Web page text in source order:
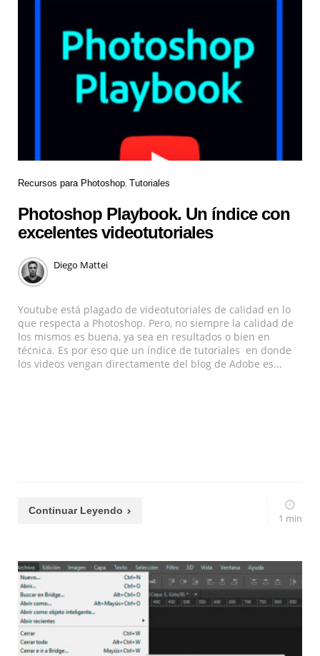
Recursos para Photoshop Tutoriales
Photoshop Playbook. Un índice con
excelentes videotutoriales
Diego Mattei
Youtube está plagado de videotutoriales de calidad en lo
que respecta a Photoshop. Pero, no siempre la calidad de
los mismos es buena, ya sea en resultados o bien en
técnica. Es por eso que un índice de tutoriales en donde
los videos vengan directamente del blog de Adobe es...
Continuar Leyendo
1 min